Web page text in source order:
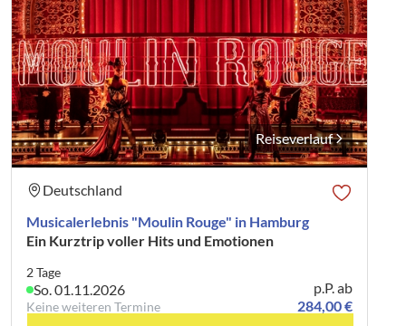
Reiseverlauf
Deutschland
Musicalerlebnis "Moulin Rouge" in Hamburg
Ein Kurztrip voller Hits und Emotionen
2 Tage
So. 01.11.2026
Keine weiteren Termine
p.P. ab
284,00 €